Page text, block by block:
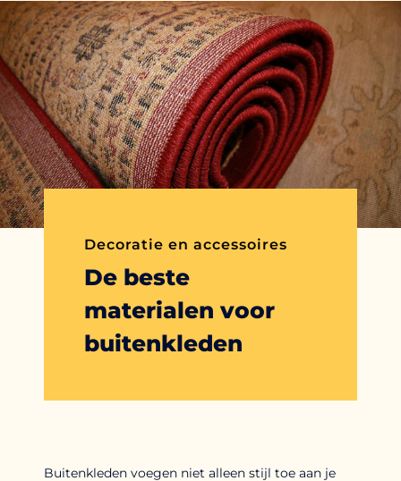
Decoratie en accessoires
De beste
materialen voor
buitenkleden
Buitenkleden voegen niet alleen stijl toe aan je